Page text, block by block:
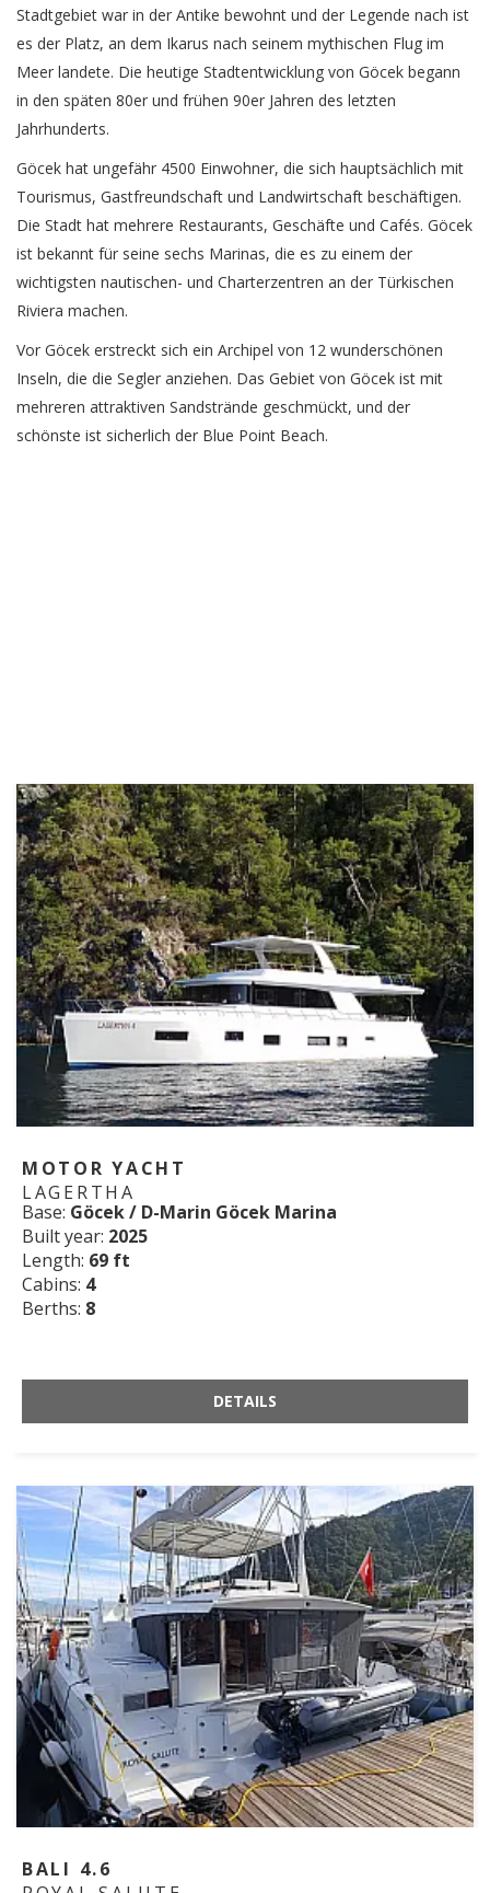
Stadtgebiet war in der Antike bewohnt und der Legende nach ist
es der Platz, an dem Ikarus nach seinem mythischen Flug im
Meer landete. Die heutige Stadtentwicklung von Göcek begann
in den späten 80er und frühen 90er Jahren des letzten
Jahrhunderts.
Göcek hat ungefähr 4500 Einwohner, die sich hauptsächlich mit
Tourismus, Gastfreundschaft und Landwirtschaft beschäftigen.
Die Stadt hat mehrere Restaurants, Geschäfte und Cafés. Göcek
ist bekannt für seine sechs Marinas, die es zu einem der
wichtigsten nautischen- und Charterzentren an der Türkischen
Riviera machen.
Vor Göcek erstreckt sich ein Archipel von 12 wunderschönen
Inseln, die die Segler anziehen. Das Gebiet von Göcek ist mit
mehreren attraktiven Sandstrände geschmückt, und der
schönste ist sicherlich der Blue Point Beach.
MOTOR YACHT
LAGERTHA
Base: Göcek / D-Marin Göcek Marina
Built year: 2025
Length: 69 ft
Cabins: 4
Berths: 8
DETAILS
BALI 4.6